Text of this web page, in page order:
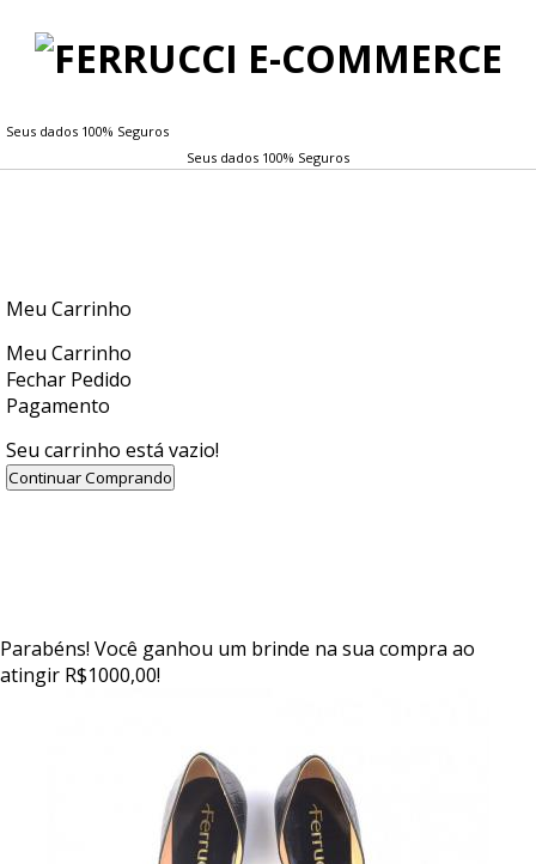
Seus dados 100% Seguros
Seus dados 100% Seguros
Meu Carrinho
Meu Carrinho
Fechar Pedido
Pagamento
Seu carrinho está vazio!
Continuar Comprando
Parabéns! Você ganhou um brinde na sua compra ao
atingir R$1000,00!